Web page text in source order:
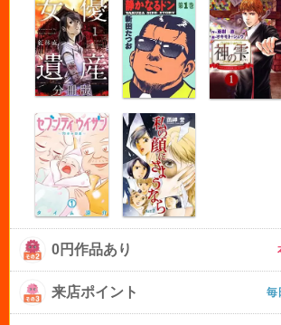
0円作品あり
来店ポイント 毎